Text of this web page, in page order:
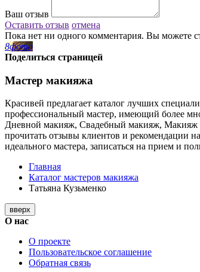
Ваш отзыв
Оставить отзыв отмена
Пока нет ни одного комментария. Вы можете
8фото
Поделиться страницей
Мастер макияжа
Красивей предлагает каталог лучших
профессиональный мастер, имеющий более
Дневной макияж, Свадебный макияж, Макияж
прочитать отзывы клиентов и рекомендации
идеального мастера, записаться на прием и
Главная
Каталог мастеров макияжа
Татьяна Кузьменко
вверх
О нас
О проекте
Пользовательское соглашение
Обратная связь